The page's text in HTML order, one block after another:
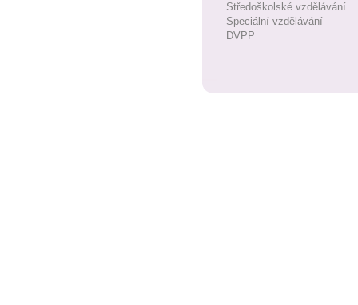
Středoškolské vzdělávání
Speciální vzdělávání
DVPP